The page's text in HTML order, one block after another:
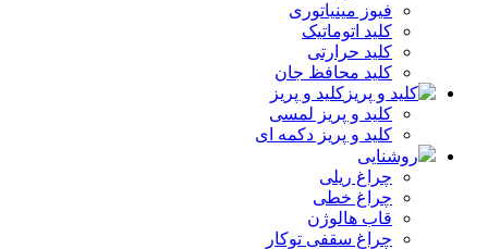
فیوز مینیاتوری
کلید اتوماتیک
کلید حرارتی
کلید محافظ جان
کلید و پریز
کلید و پریز لمسی
کلید و پریز دکمه‌ ای
روشنایی
چراغ ریلی
چراغ خطی
قاب هالوژن
چراغ سقفی توکار